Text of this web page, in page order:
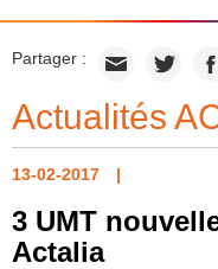
Partager :
Actualités
13-02-2017
3 UMT
Actalia